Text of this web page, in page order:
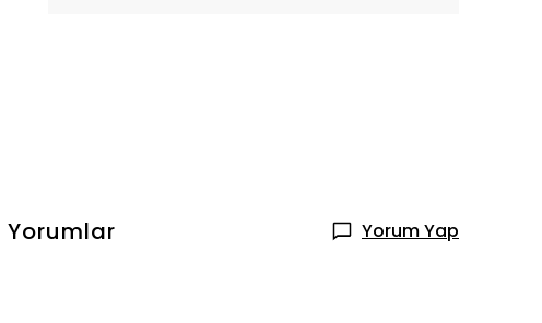
Yorumlar
Yorum Yap